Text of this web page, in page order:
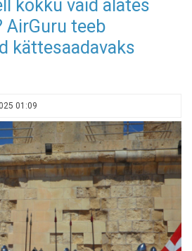
kokku vaid alates
AirGuru teeb
kättesaadavaks
01:09